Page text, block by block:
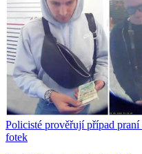
Policisté prověřují případ
fotek